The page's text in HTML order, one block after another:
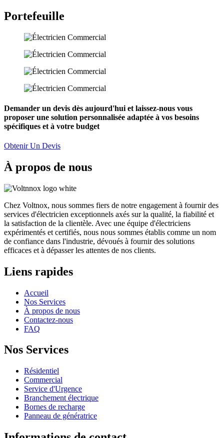
Portefeuille
Demander un devis dès aujourd'hui et laissez-nous vous
proposer une solution personnalisée adaptée à vos besoins
spécifiques et à votre budget
Obtenir Un Devis
À propos de nous
Chez Voltnox, nous sommes fiers de notre engagement à fournir des
services d'électricien exceptionnels axés sur la qualité, la fiabilité et
la satisfaction de la clientèle. Avec une équipe d'électriciens
expérimentés et certifiés, nous nous sommes établis comme un nom
de confiance dans l'industrie, dévoués à fournir des solutions
efficaces et à dépasser les attentes de nos clients.
Liens rapides
Accueil
Nos Services
À propos de nous
Contactez-nous
FAQ
Nos Services
Résidentiel
Commercial
Service d'Urgence
Branchement électrique
Bornes de recharge
Panneau de génératrice